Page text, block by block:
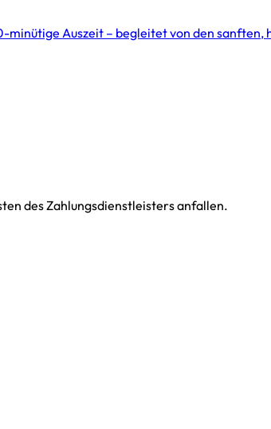
minütige Auszeit – begleitet von den
des Zahlungsdienstleisters anfallen.